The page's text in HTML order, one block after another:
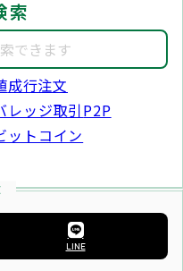
索
成行注文
レッジ取引P2P
ットコイン
LINE